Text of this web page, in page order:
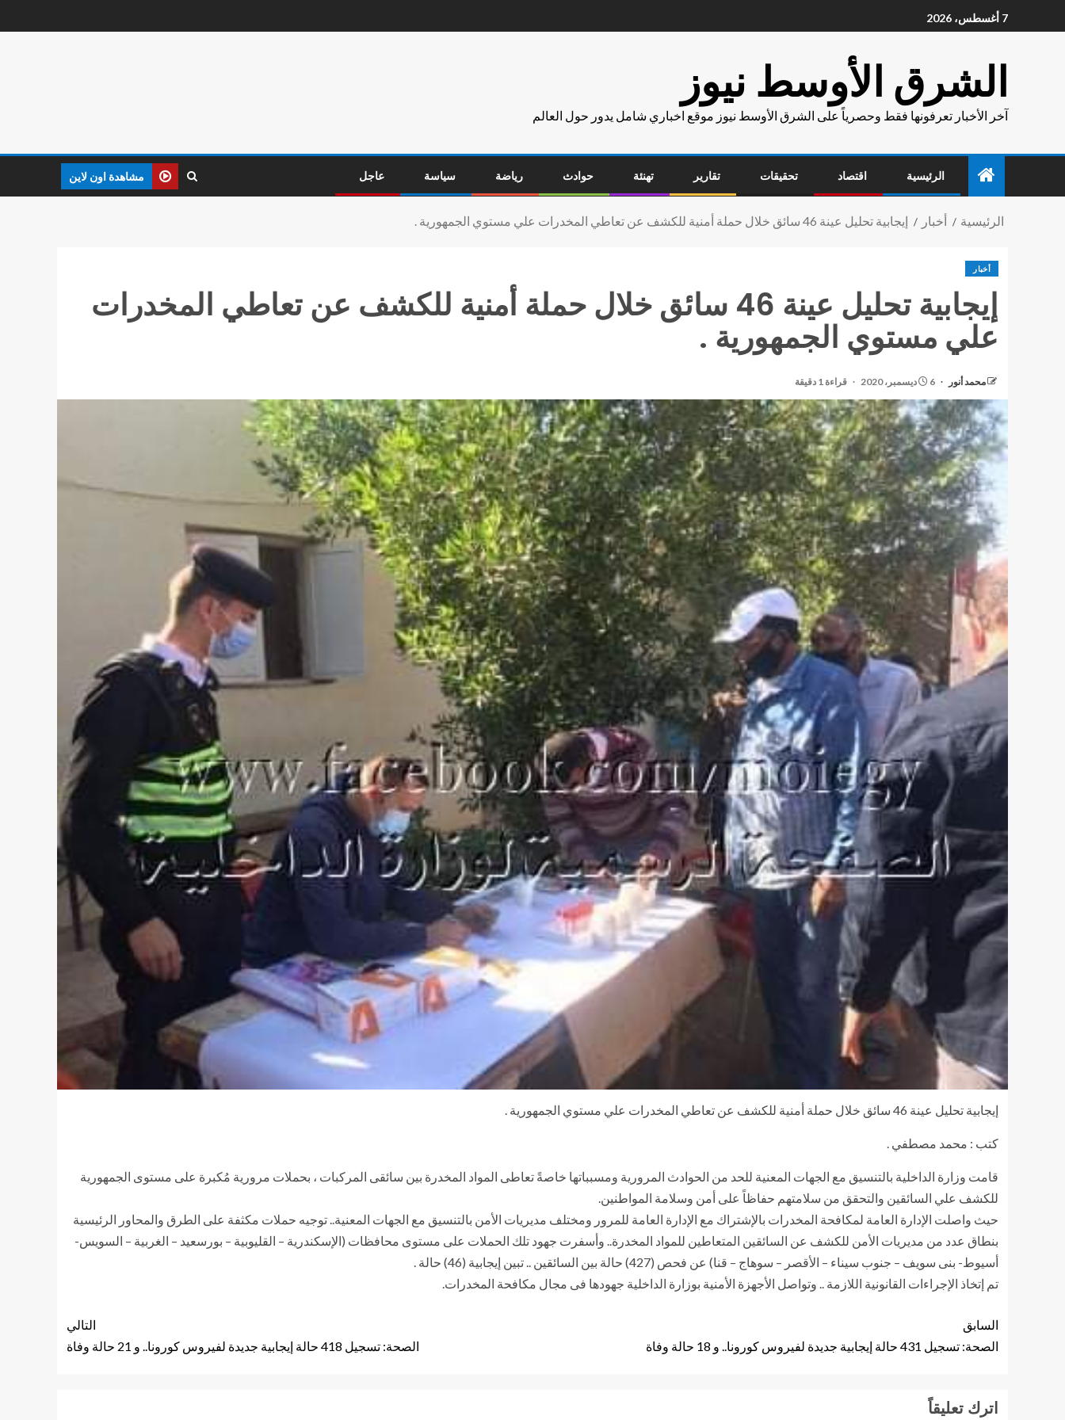
7 أغسطس، 2026
الشرق الأوسط نيوز
آخر الأخبار تعرفونها فقط وحصرياً على الشرق الأوسط نيوز موقع اخباري شامل يدور حول العالم
الرئيسية اقتصاد تحقيقات تقارير تهنئة حوادث رياضة سياسة عاجل مشاهدة اون لاين
الرئيسية أخبار إيجابية تحليل عينة 46 سائق خلال حملة أمنية للكشف عن تعاطي المخدرات علي مستوي الجمهورية .
أخبار
إيجابية تحليل عينة 46 سائق خلال حملة أمنية للكشف عن تعاطي المخدرات
علي مستوي الجمهورية .
محمد أنور 6 ديسمبر، 2020 قراءة 1 دقيقة
إيجابية تحليل عينة 46 سائق خلال حملة أمنية للكشف عن تعاطي المخدرات علي مستوي الجمهورية .
كتب : محمد مصطفي .
قامت وزارة الداخلية بالتنسيق مع الجهات المعنية للحد من الحوادث المرورية ومسبباتها خاصةً تعاطى المواد المخدرة بين سائقى المركبات ، بحملات مرورية مُكبرة على مستوى الجمهورية
للكشف علي السائقين والتحقق من سلامتهم حفاظاً على أمن وسلامة المواطنين.
حيث واصلت الإدارة العامة لمكافحة المخدرات بالإشتراك مع الإدارة العامة للمرور ومختلف مديريات الأمن بالتنسيق مع الجهات المعنية.. توجيه حملات مكثفة على الطرق والمحاور الرئيسية
بنطاق عدد من مديريات الأمن للكشف عن السائقين المتعاطين للمواد المخدرة.. وأسفرت جهود تلك الحملات على مستوى محافظات (الإسكندرية – القليوبية – بورسعيد – الغربية – السويس-
أسيوط- بنى سويف – جنوب سيناء – الأقصر – سوهاج – قنا) عن فحص (427) حالة بين السائقين .. تبين إيجابية (46) حالة .
تم إتخاذ الإجراءات القانونية اللازمة .. وتواصل الأجهزة الأمنية بوزارة الداخلية جهودها فى مجال مكافحة المخدرات.
السابق
الصحة: تسجيل 431 حالة إيجابية جديدة لفيروس كورونا.. و 18 حالة وفاة
التالي
الصحة: تسجيل 418 حالة إيجابية جديدة لفيروس كورونا.. و 21 حالة وفاة
اترك تعليقاً